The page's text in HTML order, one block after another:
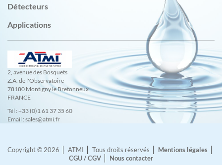
Détecteurs
Applications
2, avenue des Bosquets
Z.A. de l'Observatoire
78180 Montigny le Bretonneux
FRANCE
Tél : +33 (0)1 61 37 35 60
Email : sales@atmi.fr
Copyright © 2026 ATMI Tous droits réservés
Mentions légales
CGU / CGV
Nous contacter